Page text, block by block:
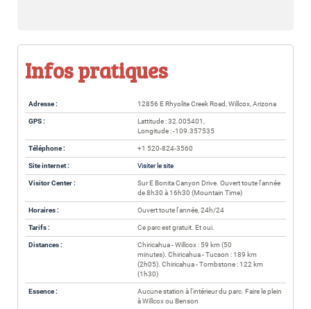
Infos pratiques
Adresse : 12856 E Rhyolite Creek Road, Willcox, Arizona
GPS :
Lattitude : 32.005401,
Longitude : -109.357535
Téléphone : +1 520-824-3560
Site internet : Visiter le site
Visitor Center :
Sur E Bonita Canyon Drive. Ouvert toute l'année
de 8h30 à 16h30 (Mountain Time)
Horaires : Ouvert toute l'année, 24h/24
Tarifs : Ce parc est gratuit. Et oui.
Distances :
Chiricahua - Willcox : 59 km (50
minutes). Chiricahua - Tucson : 189 km
(2h05). Chiricahua - Tombstone : 122 km
(1h30)
Essence :
Aucune station à l'intérieur du parc. Faire le plein
à Willcox ou Benson